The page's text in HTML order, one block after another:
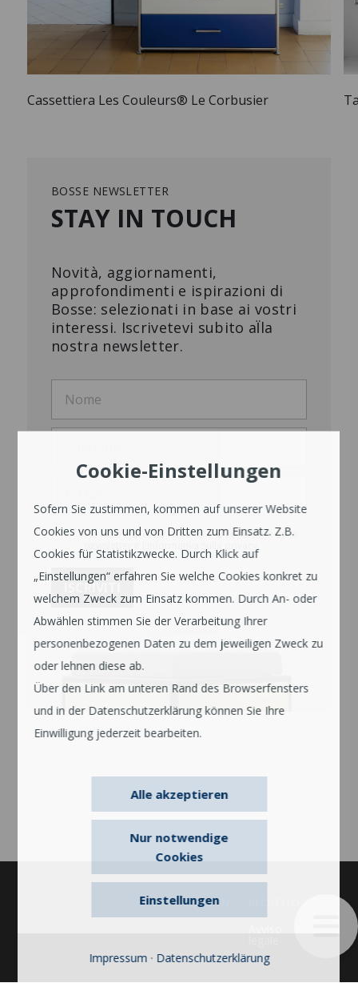
Cookie-Einstellungen
Sofern Sie zustimmen, kommen auf unserer Website
Cookies von uns und von Dritten zum Einsatz. Z.B.
Cookies für Statistikzwecke. Durch Klick auf
„Einstellungen“ erfahren Sie welche Cookies konkret zu
welchem Zweck zum Einsatz kommen. Durch An- oder
Abwählen stimmen Sie der Verarbeitung Ihrer
personenbezogenen Daten zu dem jeweiligen Zweck zu
oder lehnen diese ab.
Über den Link am unteren Rand des Browserfensters
und in der Datenschutzerklärung können Sie Ihre
Einwilligung jederzeit bearbeiten.
Einstellungen
Alle akzeptieren
Nur notwendige
Cookies
Impressum · Datenschutzerklärung
Cassettiera Les Couleurs® Le Corbusier
BOSSE NEWSLETTER
STAY IN TOUCH
Novità, aggiornamenti,
approfondimenti e ispirazioni di
Bosse: selezionati in base ai vostri
interessi. Iscrivetevi subito al̈la
nostra newsletter.
Ho letto e accetto i termini e le condizioni della
UNTERNEHMEN